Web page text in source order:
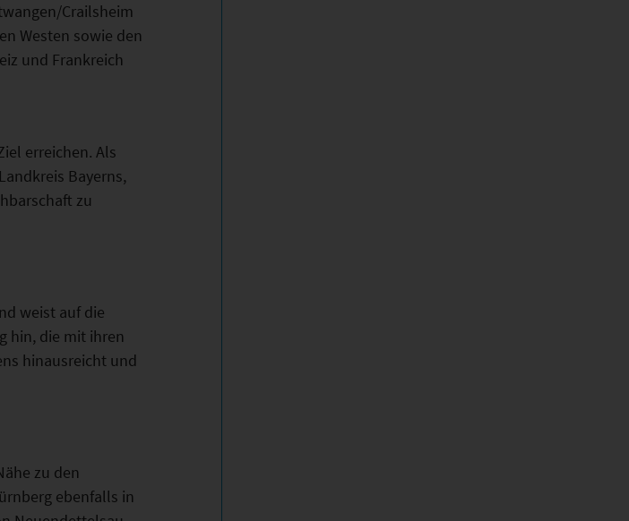
Crailsheim
Westen sowie den
und Frankreich
erreichen. Als
Bayerns,
zu
weist auf die
hin, die mit ihren
hinausreicht und
zu den
ebenfalls in